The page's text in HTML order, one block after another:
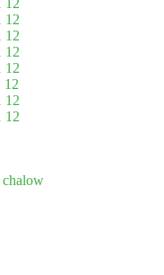
12
12
12
12
12
12
12
chalow